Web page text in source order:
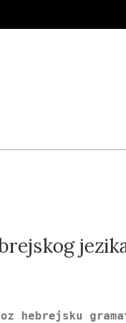
hebrejsku